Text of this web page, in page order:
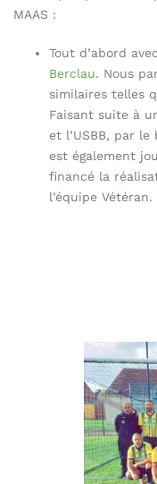
MAAS :
Tout d’abord
Berclau. Nous
similaires telles
Faisant suite à
et l’USBB, par
est également
financé la
l’équipe Vétéran.